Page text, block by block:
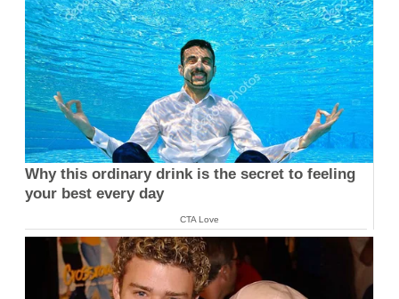
Why this ordinary drink is the secret to feeling
your best every day
CTA Love